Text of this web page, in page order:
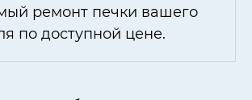
ремонт печки вашего
по доступной цене.